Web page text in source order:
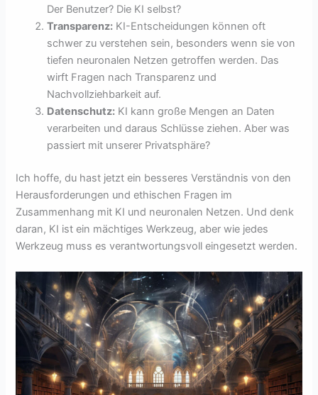
Der Benutzer? Die KI selbst?
Transparenz: KI-Entscheidungen können oft
schwer zu verstehen sein, besonders wenn sie von
tiefen neuronalen Netzen getroffen werden. Das
wirft Fragen nach Transparenz und
Nachvollziehbarkeit auf.
Datenschutz: KI kann große Mengen an Daten
verarbeiten und daraus Schlüsse ziehen. Aber was
passiert mit unserer Privatsphäre?
Ich hoffe, du hast jetzt ein besseres Verständnis von den
Herausforderungen und ethischen Fragen im
Zusammenhang mit KI und neuronalen Netzen. Und denk
daran, KI ist ein mächtiges Werkzeug, aber wie jedes
Werkzeug muss es verantwortungsvoll eingesetzt werden.